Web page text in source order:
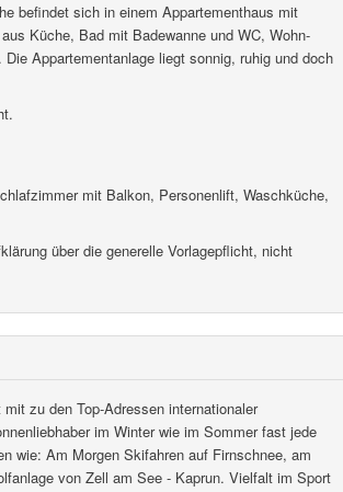
befindet sich in einem Appartementhaus mit
Küche, Bad mit Badewanne und WC, Wohn-
Appartementanlage liegt sonnig, ruhig und doch
mit Balkon, Personenlift, Waschküche,
über die generelle Vorlagepflicht, nicht
zu den Top-Adressen internationaler
im Winter wie im Sommer fast jede
wie: Am Morgen Skifahren auf Firnschnee, am
von Zell am See - Kaprun. Vielfalt im Sport